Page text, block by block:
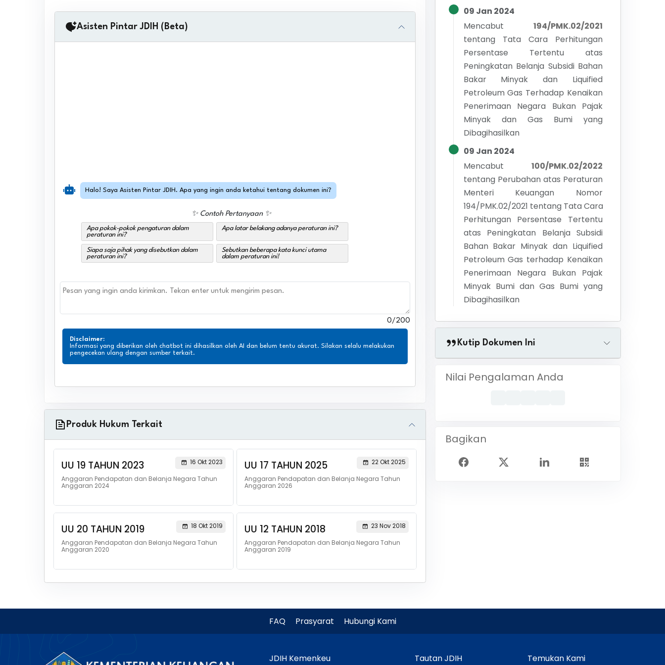
Asisten Pintar JDIH (Beta)
✨ Contoh Pertanyaan ✨
Apa pokok-pokok pengaturan dalam
peraturan ini?
Apa latar belakang adanya peraturan ini?
Siapa saja pihak yang disebutkan dalam
peraturan ini?
Sebutkan beberapa kata kunci utama
dalam peraturan ini!
Halo! Saya Asisten Pintar JDIH. Apa yang ingin anda ketahui tentang dokumen ini?
0/200
Disclaimer:
Informasi yang diberikan oleh chatbot ini dihasilkan oleh AI dan belum tentu akurat. Silakan selalu melakukan
pengecekan ulang dengan sumber terkait.
Produk Hukum Terkait
UU 19 TAHUN 2023
16 Okt 2023
Anggaran Pendapatan dan Belanja Negara Tahun
Anggaran 2024
UU 17 TAHUN 2025
22 Okt 2025
Anggaran Pendapatan dan Belanja Negara Tahun
Anggaran 2026
UU 20 TAHUN 2019
18 Okt 2019
Anggaran Pendapatan dan Belanja Negara Tahun
Anggaran 2020
UU 12 TAHUN 2018
23 Nov 2018
Anggaran Pendapatan dan Belanja Negara Tahun
Anggaran 2019
09 Jan 2024
Mencabut
194/PMK.02/2021
tentang Tata Cara Perhitungan
Persentase Tertentu atas
Peningkatan Belanja Subsidi Bahan
Bakar Minyak dan Liquified
Petroleum Gas Terhadap Kenaikan
Penerimaan Negara Bukan Pajak
Minyak dan Gas Bumi yang
Dibagihasilkan
09 Jan 2024
Mencabut
100/PMK.02/2022
tentang Perubahan atas Peraturan
Menteri Keuangan Nomor
194/PMK.02/2021 tentang Tata Cara
Perhitungan Persentase Tertentu
atas Peningkatan Belanja Subsidi
Bahan Bakar Minyak dan Liquified
Petroleum Gas terhadap Kenaikan
Penerimaan Negara Bukan Pajak
Minyak Bumi dan Gas Bumi yang
Dibagihasilkan
Kutip Dokumen Ini
Nilai Pengalaman Anda
Bagikan
FAQ Prasyarat Hubungi Kami
JDIH Kemenkeu Tautan JDIH Temukan Kami